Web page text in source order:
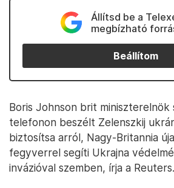
Állítsd be a
megbízható
Beállítom
Boris Johnson brit miniszterelnök
telefonon beszélt Zelenszkij
biztosítsa arról, Nagy-Britannia
fegyverrel segíti Ukrajna
invázióval szemben, írja a Reuters.